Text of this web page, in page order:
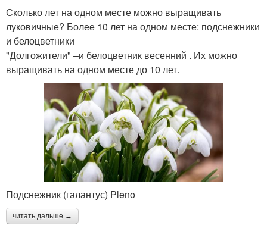
Сколько лет на одном месте можно выращивать
луковичные? Более 10 лет на одном месте: подснежники
и белоцветники
"Долгожители" –и белоцветник весенний . Их можно
выращивать на одном месте до 10 лет.
Подснежник (галантус) Pleno
читать дальше →